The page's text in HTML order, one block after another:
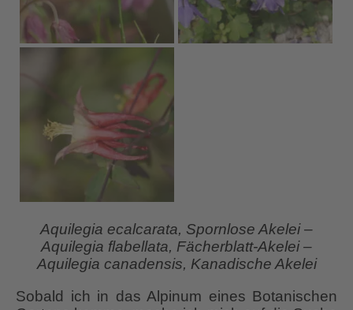
Aquilegia ecalcarata, Spornlose Akelei –
Aquilegia flabellata, Fächerblatt-Akelei –
Aquilegia canadensis, Kanadische Akelei
Sobald ich in das Alpinum eines Botanischen